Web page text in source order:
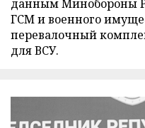
данным Минобороны
ГСМ и военного
перевалочный
для ВСУ.